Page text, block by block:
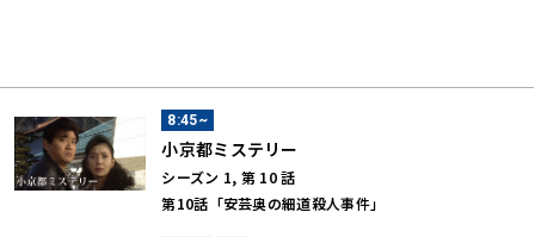
8:45~
小京都ミステリー
シーズン 1, 第 10 話
第10話「安芸奥の細道殺人事件」